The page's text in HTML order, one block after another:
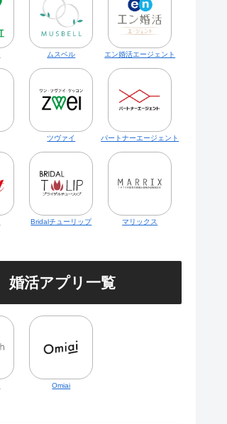
ムスベル エン婚活エージェント
ツヴァイ パートナーエージェント
Bridalチューリップ マリックス
婚活アプリ一覧
Omiai